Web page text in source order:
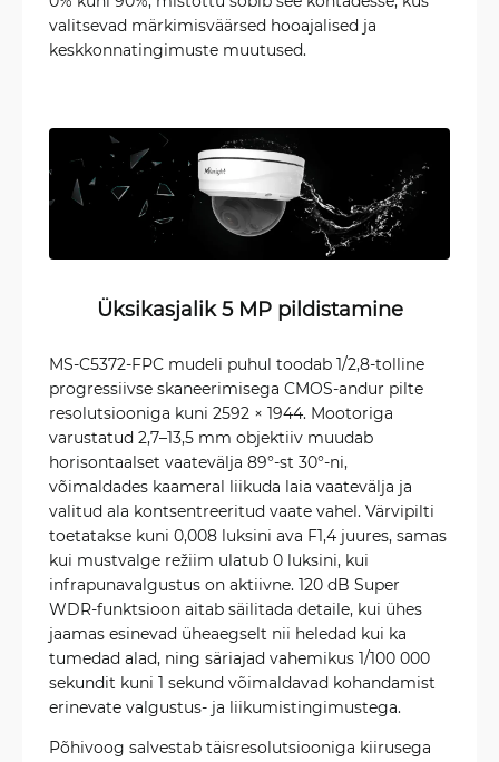
valitsevad märkimisväärsed hooajalised ja
keskkonnatingimuste muutused.
Üksikasjalik 5 MP pildistamine
MS-C5372-FPC mudeli puhul toodab 1/2,8-tolline
progressiivse skaneerimisega CMOS-andur pilte
resolutsiooniga kuni 2592 × 1944. Mootoriga
varustatud 2,7–13,5 mm objektiiv muudab
horisontaalset vaatevälja 89°-st 30°-ni,
võimaldades kaameral liikuda laia vaatevälja ja
valitud ala kontsentreeritud vaate vahel. Värvipilti
toetatakse kuni 0,008 luksini ava F1,4 juures, samas
kui mustvalge režiim ulatub 0 luksini, kui
infrapunavalgustus on aktiivne. 120 dB Super
WDR-funktsioon aitab säilitada detaile, kui ühes
jaamas esinevad üheaegselt nii heledad kui ka
tumedad alad, ning säriajad vahemikus 1/100 000
sekundit kuni 1 sekund võimaldavad kohandamist
erinevate valgustus- ja liikumistingimustega.
Põhivoog salvestab täisresolutsiooniga kiirusega